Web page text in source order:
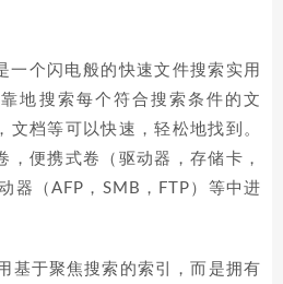
一个闪电般的快速文件搜索实用
地搜索每个符合搜索条件的文
文档等可以快速，轻松地找到。
，便携式卷（驱动器，存储卡，
器（AFP，SMB，FTP）等中进
基于聚焦搜索的索引，而是拥有